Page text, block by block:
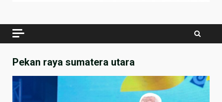
Pekan raya sumatera utara